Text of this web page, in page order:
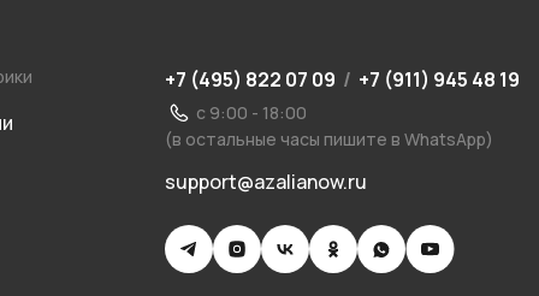
+7 (495) 822 07 09 / +7 (911) 945 48 19
с 9:00 - 18:00
(в остальные часы пишите в WhatsApp)
support@azalianow.ru